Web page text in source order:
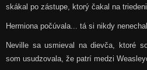
skákal po zástupe, ktorý čakal na
Hermiona počúvala... tá si nikdy
Neville sa usmieval na dievča, ktoré
som usudzovala, že patrí medzi